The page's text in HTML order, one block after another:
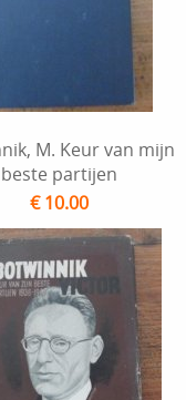
M. Keur van mijn
beste partijen
€ 10.00